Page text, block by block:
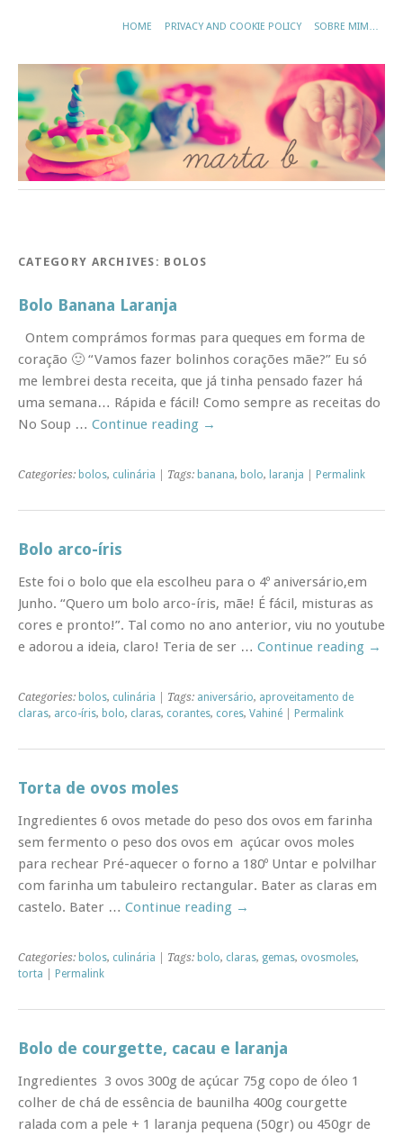
HOME PRIVACY AND COOKIE POLICY SOBRE MIM…
CATEGORY ARCHIVES: BOLOS
Bolo Banana Laranja
Ontem comprámos formas para queques em forma de
coração 🙂 “Vamos fazer bolinhos corações mãe?” Eu só
me lembrei desta receita, que já tinha pensado fazer há
uma semana… Rápida e fácil! Como sempre as receitas do
No Soup … Continue reading →
Categories: bolos, culinária | Tags: banana, bolo, laranja Permalink
Bolo arco-íris
Este foi o bolo que ela escolheu para o 4º aniversário,em
Junho. “Quero um bolo arco-íris, mãe! É fácil, misturas as
cores e pronto!”. Tal como no ano anterior, viu no youtube
e adorou a ideia, claro! Teria de ser … Continue reading →
Categories: bolos, culinária | Tags: aniversário, aproveitamento de
claras, arco-íris, bolo, claras, corantes, cores, Vahiné Permalink
Torta de ovos moles
Ingredientes 6 ovos metade do peso dos ovos em farinha
sem fermento o peso dos ovos em açúcar ovos moles
para rechear Pré-aquecer o forno a 180º Untar e polvilhar
com farinha um tabuleiro rectangular. Bater as claras em
castelo. Bater … Continue reading →
Categories: bolos, culinária | Tags: bolo, claras, gemas, ovosmoles,
torta
Permalink
Bolo de courgette, cacau e laranja
Ingredientes 3 ovos 300g de açúcar 75g copo de óleo 1
colher de chá de essência de baunilha 400g courgette
ralada com a pele + 1 laranja pequena (50gr) ou 450gr de